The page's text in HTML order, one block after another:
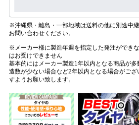
※沖縄県・離島・一部地域は送料の他に別途中
お問い合わせください。
※メーカー様に製造年週を指定した発注ができ
はお受けできません
基本的にはメーカー製造1年以内となる商品が
造数が少ない場合など2年以内となる場合がござ
すようお願い致します。